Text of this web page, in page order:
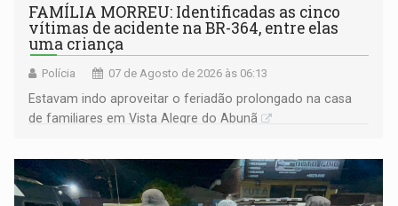
FAMÍLIA MORREU: Identificadas as cinco
vítimas de acidente na BR-364, entre elas
uma criança
Polícia 07 de Agosto de 2026 às 06:13
Estavam indo aproveitar o feriadão prolongado na casa
de familiares em Vista Alegre do Abunã